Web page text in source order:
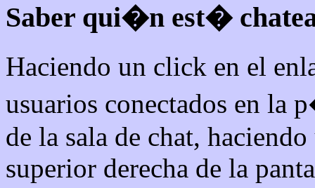
Saber qui�n est�
Haciendo un click en el
usuarios conectados en la
de la sala de chat,
superior derecha de la